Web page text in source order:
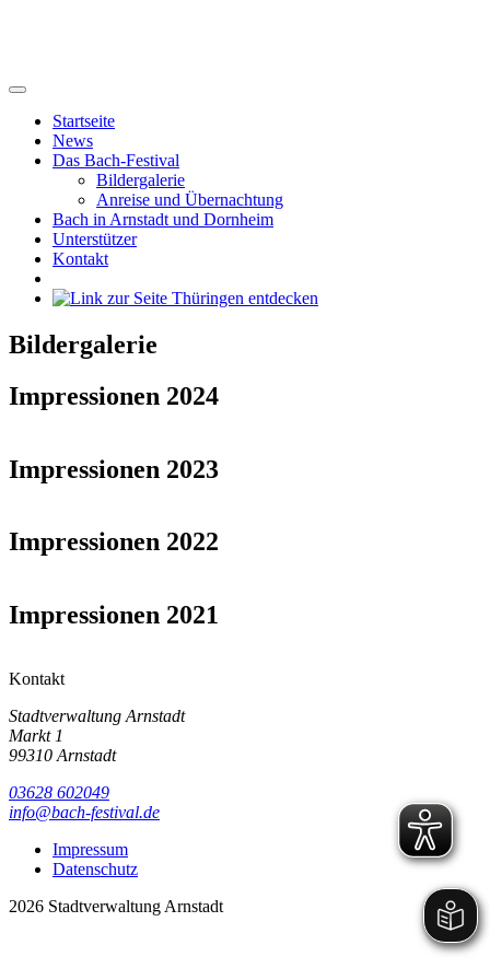
Startseite
News
Das Bach-Festival
Bildergalerie
Anreise und Übernachtung
Bach in Arnstadt und Dornheim
Unterstützer
Kontakt
Bildergalerie
Impressionen 2024
Impressionen 2023
Impressionen 2022
Impressionen 2021
Kontakt
Stadtverwaltung Arnstadt
Markt 1
99310 Arnstadt
03628 602049
info@bach-festival.de
Impressum
Datenschutz
2026 Stadtverwaltung Arnstadt